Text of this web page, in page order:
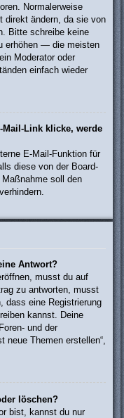
Normalerweise
direkt ändern, da sie von
Bitte schreibe keine
erhöhen — die meisten
Moderator oder
einfach wieder
Mail-Link klicke, werde
E-Mail-Funktion für
diese von der Board-
soll den
Antwort?
musst du auf
zu antworten, musst
dass eine Registrierung
kannst. Deine
und der
Themen erstellen“,
löschen?
bist, kannst du nur